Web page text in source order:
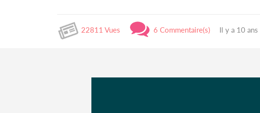
22811 Vues 6 Commentaire(s) Il y a 10 ans